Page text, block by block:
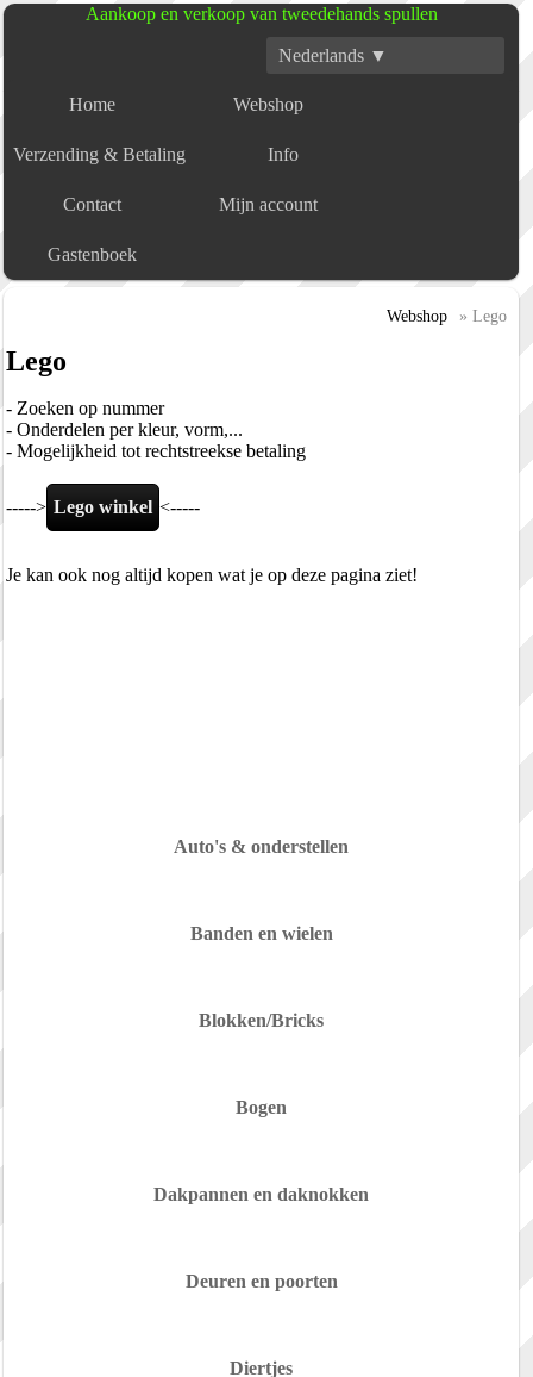
Aankoop en verkoop van tweedehands spullen
Nederlands ▼
Home Webshop
Verzending & Betaling Info
Contact Mijn account
Gastenboek
Webshop » Lego
Lego
- Zoeken op nummer
- Onderdelen per kleur, vorm,...
- Mogelijkheid tot rechtstreekse betaling
-----> Lego winkel <-----
Je kan ook nog altijd kopen wat je op deze pagina ziet!
Auto's & onderstellen
Banden en wielen
Blokken/Bricks
Bogen
Dakpannen en daknokken
Deuren en poorten
Diertjes